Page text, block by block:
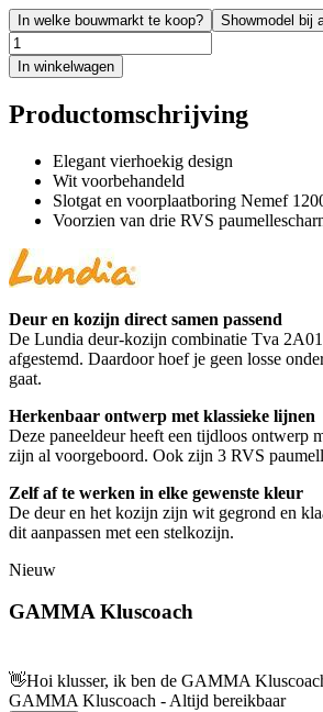
In welke bouwmarkt te koop? Showmodel bij
In winkelwagen
Productomschrijving
Elegant vierhoekig design
Wit voorbehandeld
Slotgat en voorplaatboring Nemef
Voorzien van drie RVS
Deur en kozijn direct samen passend
De Lundia deur-kozijn combinatie Tva
afgestemd. Daardoor hoef je geen losse
gaat.
Herkenbaar ontwerp met klassieke lijnen
Deze paneeldeur heeft een tijdloos ontwerp
zijn al voorgeboord. Ook zijn 3 RVS
Zelf af te werken in elke gewenste kleur
De deur en het kozijn zijn wit gegrond en
dit aanpassen met een stelkozijn.
Nieuw
GAMMA Kluscoach
👋Hoi klusser, ik ben de GAMMA
GAMMA Kluscoach - Altijd bereikbaar